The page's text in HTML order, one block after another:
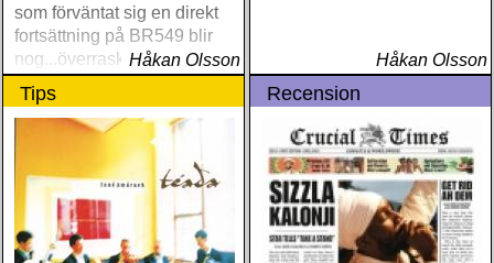
som förväntat sig en direkt
fortsättning på BR549 blir
nog...överraskade. Men inte
besvikna
Håkan Olsson Håkan Olsson
Tips Recension